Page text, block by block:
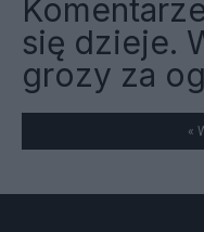
się dzieje.
grozy za
«